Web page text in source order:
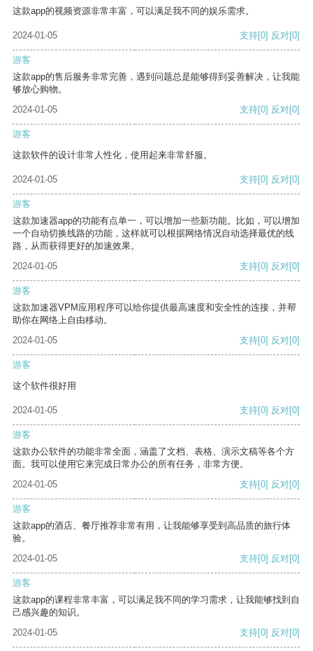
这款app的视频资源非常丰富，可以满足我不同的娱乐需求。
2024-01-05 支持[0] 反对[0]
游客
这款app的售后服务非常完善，遇到问题总是能够得到妥善解决，让我能
够放心购物。
2024-01-05
支持[0] 反对[0]
游客
这款软件的设计非常人性化，使用起来非常舒服。
2024-01-05 支持[0] 反对[0]
游客
这款加速器app的功能有点单一，可以增加一些新功能。比如，可以增加
一个自动切换线路的功能，这样就可以根据网络情况自动选择最优的线
路，从而获得更好的加速效果。
2024-01-05
支持[0] 反对[0]
游客
这款加速器VPM应用程序可以给你提供最高速度和安全性的连接，并帮
助你在网络上自由移动。
2024-01-05
支持[0] 反对[0]
游客
这个软件很好用
2024-01-05 支持[0] 反对[0]
游客
这款办公软件的功能非常全面，涵盖了文档、表格、演示文稿等各个方
面。我可以使用它来完成日常办公的所有任务，非常方便。
2024-01-05
支持[0] 反对[0]
游客
这款app的酒店、餐厅推荐非常有用，让我能够享受到高品质的旅行体
验。
2024-01-05
支持[0] 反对[0]
游客
这款app的课程非常丰富，可以满足我不同的学习需求，让我能够找到自
己感兴趣的知识。
2024-01-05
支持[0] 反对[0]